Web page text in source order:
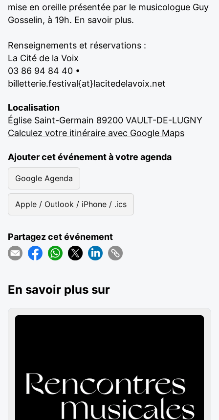
mise en oreille présentée par le musicologue Guy
Gosselin, à 19h. En savoir plus.
Renseignements et réservations :
La Cité de la Voix
03 86 94 84 40 •
billetterie.festival{at}lacitedelavoix.net
Localisation
Église Saint-Germain 89200 VAULT-DE-LUGNY
Calculez votre itinéraire avec Google Maps
Ajouter cet événement à votre agenda
Google Agenda
Apple / Outlook / iPhone / .ics
Partagez cet événement
En savoir plus sur